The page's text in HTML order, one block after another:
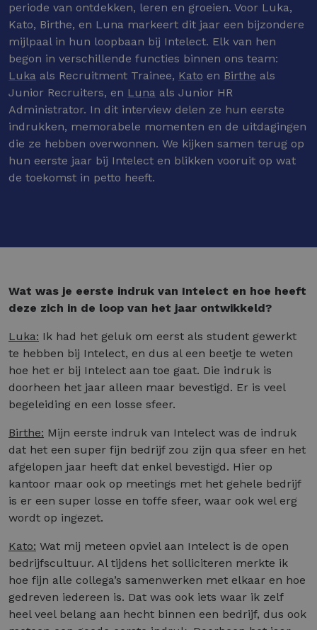
periode van ontdekken, leren en groeien. Voor Luka,
Kato, Birthe, en Luna markeert dit jaar een bijzondere
mijlpaal in hun loopbaan bij Intelect. Elk van hen
begon in verschillende functies binnen ons team:
Luka als Recruitment Trainee, Kato en Birthe als
Junior Recruiters, en Luna als Junior HR
Administrator. In dit interview delen ze hun eerste
indrukken, memorabele momenten en de uitdagingen
die ze hebben overwonnen. We kijken samen terug op
hun eerste jaar bij Intelect en blikken vooruit op wat
de toekomst in petto heeft.
Wat was je eerste indruk van Intelect en hoe heeft
deze zich in de loop van het jaar ontwikkeld?
Luka: Ik had het geluk om eerst als student gewerkt
te hebben bij Intelect, en dus al een beetje te weten
hoe het er bij Intelect aan toe gaat. Die indruk is
doorheen het jaar alleen maar bevestigd. Er is veel
begeleiding en een losse sfeer.
Birthe: Mijn eerste indruk van Intelect was de indruk
dat het een super fijn bedrijf zou zijn qua sfeer en het
afgelopen jaar heeft dat enkel bevestigd. Hier op
kantoor maar ook op meetings met het gehele bedrijf
is er een super losse en toffe sfeer, waar ook wel erg
wordt op ingezet.
Kato: Wat mij meteen opviel aan Intelect is de open
bedrijfscultuur. Al tijdens het solliciteren merkte ik
hoe fijn alle collega’s samenwerken met elkaar en hoe
gedreven iedereen is. Dat was ook iets waar ik zelf
heel veel belang aan hecht binnen een bedrijf, dus ook